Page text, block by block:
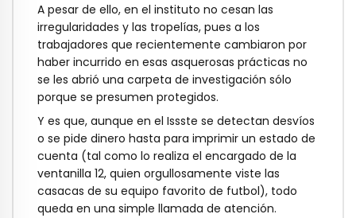
A pesar de ello, en el instituto no cesan las
irregularidades y las tropelías, pues a los
trabajadores que recientemente cambiaron por
haber incurrido en esas asquerosas prácticas no
se les abrió una carpeta de investigación sólo
porque se presumen protegidos.
Y es que, aunque en el Issste se detectan desvíos
o se pide dinero hasta para imprimir un estado de
cuenta (tal como lo realiza el encargado de la
ventanilla 12, quien orgullosamente viste las
casacas de su equipo favorito de futbol), todo
queda en una simple llamada de atención.